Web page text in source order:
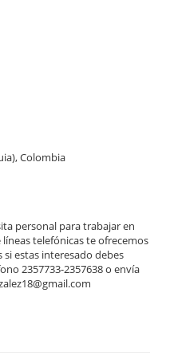
Colombia
personal para trabajar en
telefónicas te ofrecemos
estas interesado debes
2357733-2357638 o envía